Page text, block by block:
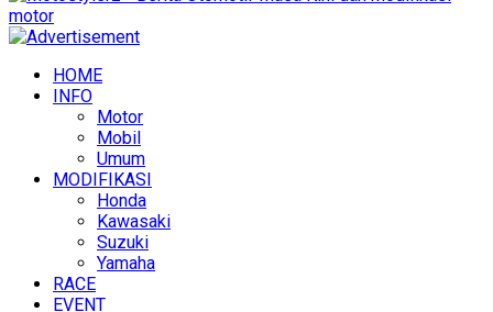
HOME
INFO
Motor
Mobil
Umum
MODIFIKASI
Honda
Kawasaki
Suzuki
Yamaha
RACE
EVENT